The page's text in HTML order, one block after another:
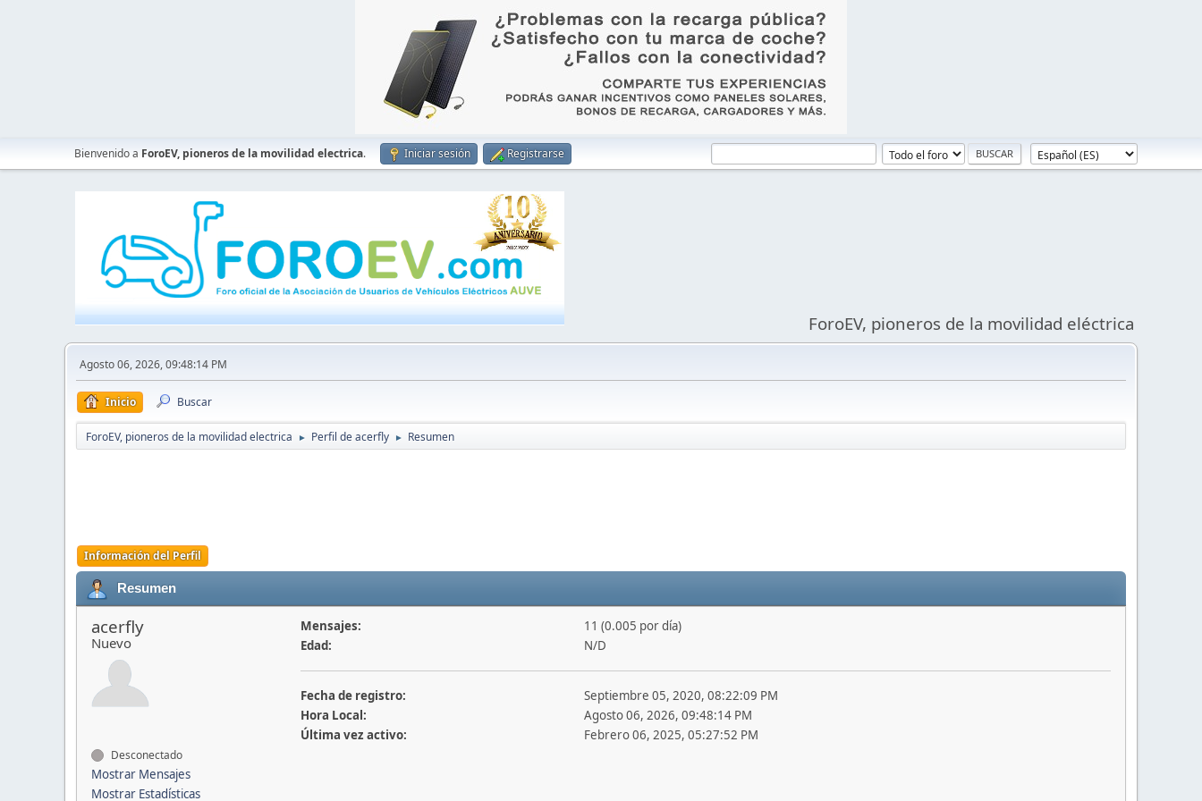
Bienvenido a ForoEV, pioneros de la movilidad electrica. Iniciar sesión Registrarse
ForoEV, pioneros de la movilidad eléctrica
Agosto 06, 2026, 09:48:14 PM
Inicio Buscar
ForoEV, pioneros de la movilidad electrica ► Perfil de acerfly ► Resumen
Información del Perfil
Resumen
acerfly
Nuevo
Desconectado
Mostrar Mensajes
Mostrar Estadísticas
Mensajes:
11 (0.005 por día)
Edad:
N/D
Fecha de registro:
Septiembre 05, 2020, 08:22:09 PM
Hora Local:
Agosto 06, 2026, 09:48:14 PM
Última vez activo:
Febrero 06, 2025, 05:27:52 PM